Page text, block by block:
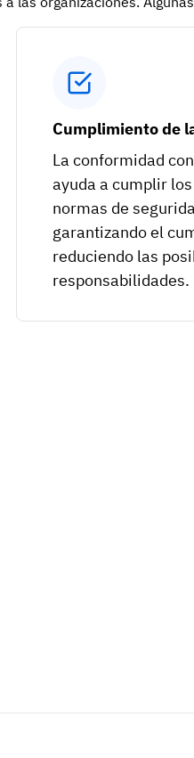
Cumplimiento de
La conformidad
ayuda a cumplir
normas de
garantizando el
reduciendo las
responsabilidades.